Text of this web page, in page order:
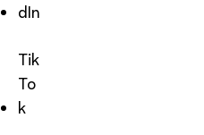
dIn
Tik
To
k